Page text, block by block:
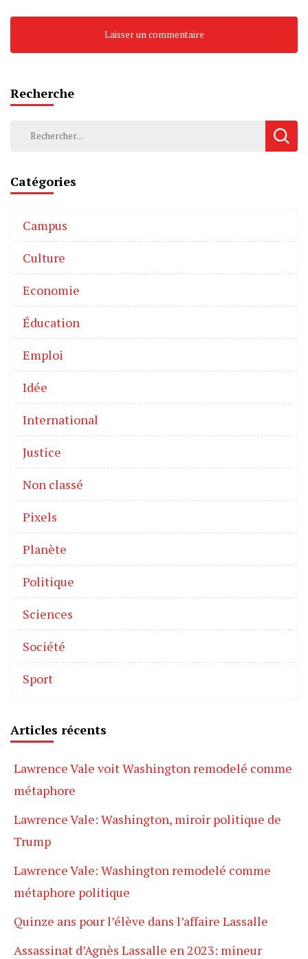
Recherche
Catégories
Campus
Culture
Economie
Éducation
Emploi
Idée
International
Justice
Non classé
Pixels
Planète
Politique
Sciences
Société
Sport
Articles récents
Lawrence Vale voit Washington remodelé comme
métaphore
Lawrence Vale: Washington, miroir politique de
Trump
Lawrence Vale: Washington remodelé comme
métaphore politique
Quinze ans pour l’élève dans l’affaire Lassalle
Assassinat d’Agnès Lassalle en 2023: mineur